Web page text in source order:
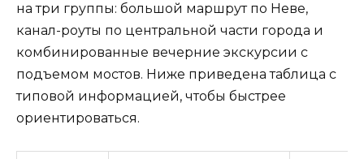
на три группы: большой маршрут по Неве,
канал-роуты по центральной части города и
комбинированные вечерние экскурсии с
подъемом мостов. Ниже приведена таблица с
типовой информацией, чтобы быстрее
ориентироваться.